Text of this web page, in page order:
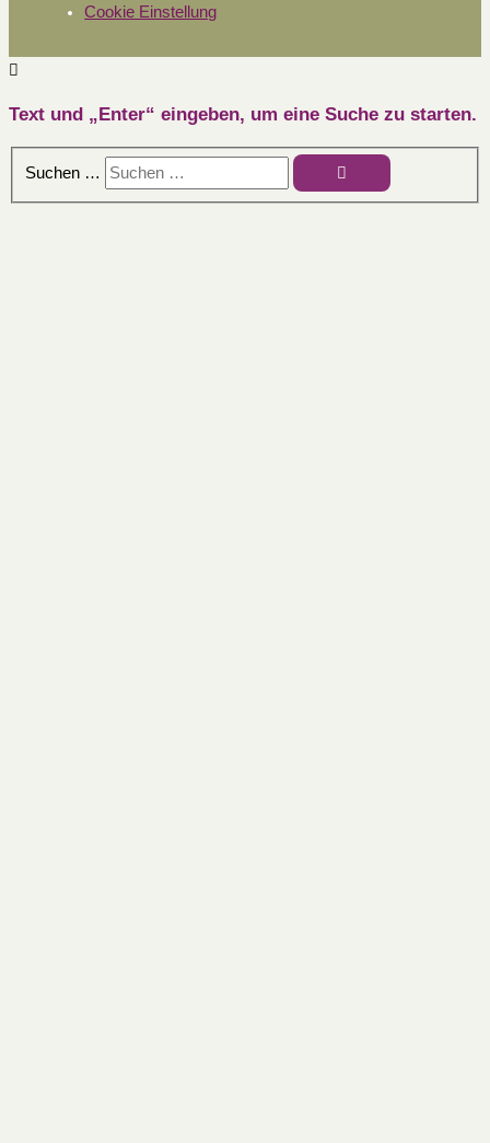
Cookie Einstellung
Text und „Enter“ eingeben, um eine Suche zu starten.
Suchen …